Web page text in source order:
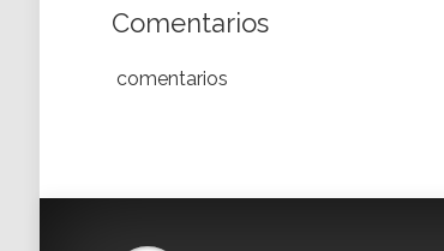
Comentarios
comentarios